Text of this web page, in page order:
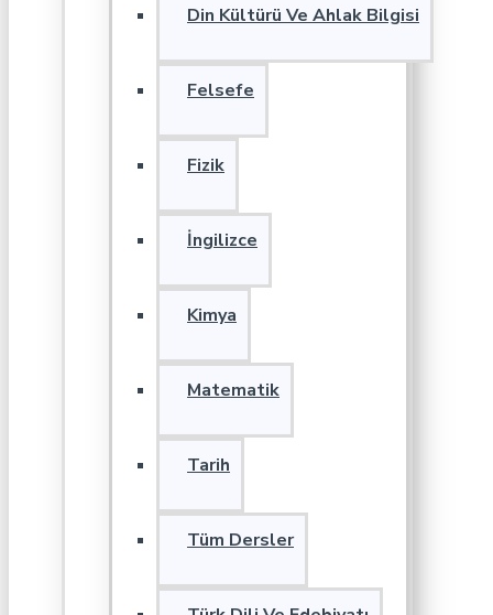
Din Kültürü Ve Ahlak Bilgisi
Felsefe
Fizik
İngilizce
Kimya
Matematik
Tarih
Tüm Dersler